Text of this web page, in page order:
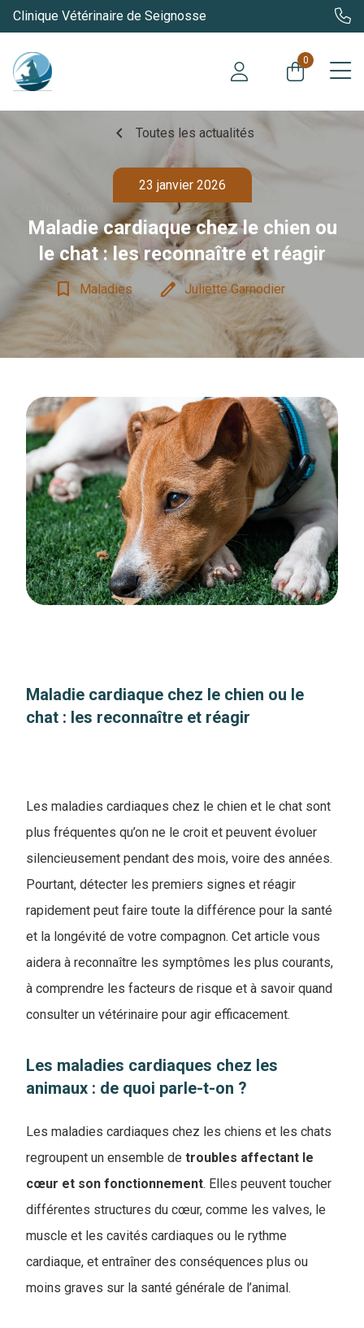
Clinique Vétérinaire de Seignosse
0
chevron_left Toutes les actualités
23 janvier 2026
Maladie cardiaque chez le chien ou
le chat : les reconnaître et réagir
bookmark_border Maladies edit Juliette Garnodier
Maladie cardiaque chez le chien ou le
chat : les reconnaître et réagir
Les maladies cardiaques chez le chien et le chat sont
plus fréquentes qu’on ne le croit et peuvent évoluer
silencieusement pendant des mois, voire des années.
Pourtant, détecter les premiers signes et réagir
rapidement peut faire toute la différence pour la santé
et la longévité de votre compagnon. Cet article vous
aidera à reconnaître les symptômes les plus courants,
à comprendre les facteurs de risque et à savoir quand
consulter un vétérinaire pour agir efficacement.
Les maladies cardiaques chez les
animaux : de quoi parle-t-on ?
Les maladies cardiaques chez les chiens et les chats
regroupent un ensemble de troubles affectant le
cœur et son fonctionnement. Elles peuvent toucher
différentes structures du cœur, comme les valves, le
muscle et les cavités cardiaques ou le rythme
cardiaque, et entraîner des conséquences plus ou
moins graves sur la santé générale de l’animal.